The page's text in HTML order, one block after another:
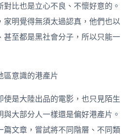
比也是立心不良、不懷好意的。
家明覺得無須太過認真，他們也以
甚至都是黑社會分子，所以只能一
區意識的港產片
使是大陸出品的電影，也只見陌生
大部分人一樣還是偏好港產片。
篇文章，嘗試將不同階層、不同類